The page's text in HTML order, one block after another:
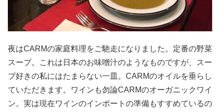
夜はCARMの家庭料理をご馳走になりました。定番の野菜
スープ。これは日本のお味噌汁のようなものですが、スー
プ好きの私にはたまらない一皿。CARMのオイルを垂らし
ていただきます。ワインも勿論CARMのオーガニックワイ
ン。実は現在ワインのインポートの準備もすすめているの